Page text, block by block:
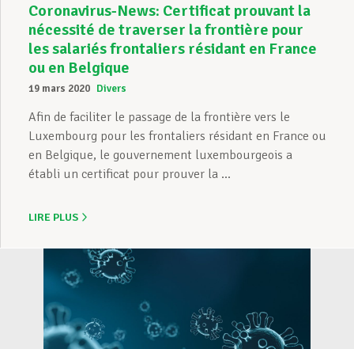
Coronavirus-News: Certificat prouvant la
nécessité de traverser la frontière pour
les salariés frontaliers résidant en France
ou en Belgique
19 mars 2020 Divers
Afin de faciliter le passage de la frontière vers le
Luxembourg pour les frontaliers résidant en France ou
en Belgique, le gouvernement luxembourgeois a
établi un certificat pour prouver la ...
LIRE PLUS